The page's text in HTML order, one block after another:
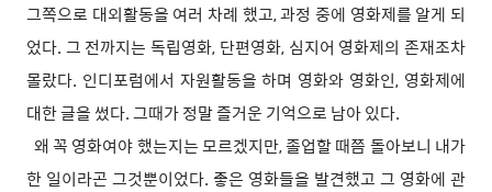
그쪽으로 대외활동을 여러 차례 했고, 과정 중에 영화제를 알게 되
었다. 그 전까지는 독립영화, 단편영화, 심지어 영화제의 존재조차
몰랐다. 인디포럼에서 자원활동을 하며 영화와 영화인, 영화제에
대한 글을 썼다. 그때가 정말 즐거운 기억으로 남아 있다.
왜 꼭 영화여야 했는지는 모르겠지만, 졸업할 때쯤 돌아보니 내가
한 일이라곤 그것뿐이었다. 좋은 영화들을 발견했고 그 영화에 관